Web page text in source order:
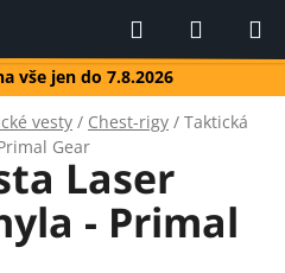
vše jen do 7.8.2026
Hledat
KOŠÍK
vesty / Chest-rigy / Taktická
Gear
Laser
- Primal